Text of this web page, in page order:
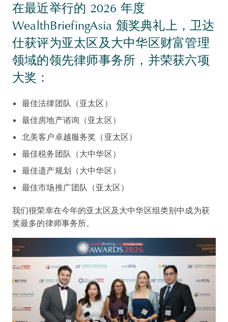
在最近举行的 2026 年度
WealthBriefingAsia 颁奖典礼上，卫达
仕获评为亚太区及大中华区财富管理
领域的领先律师事务所，并荣获六项
大奖：
最佳法律团队（亚太区）
最佳房地产谘询（亚太区）
北美客户卓越服务奖（亚太区）
最佳税务团队（大中华区）
最佳遗产规划（大中华区）
最佳市场推广团队（亚太区）
我们很荣幸在今年的亚太区及大中华区组类别中成为获
奖最多的律师事务所。